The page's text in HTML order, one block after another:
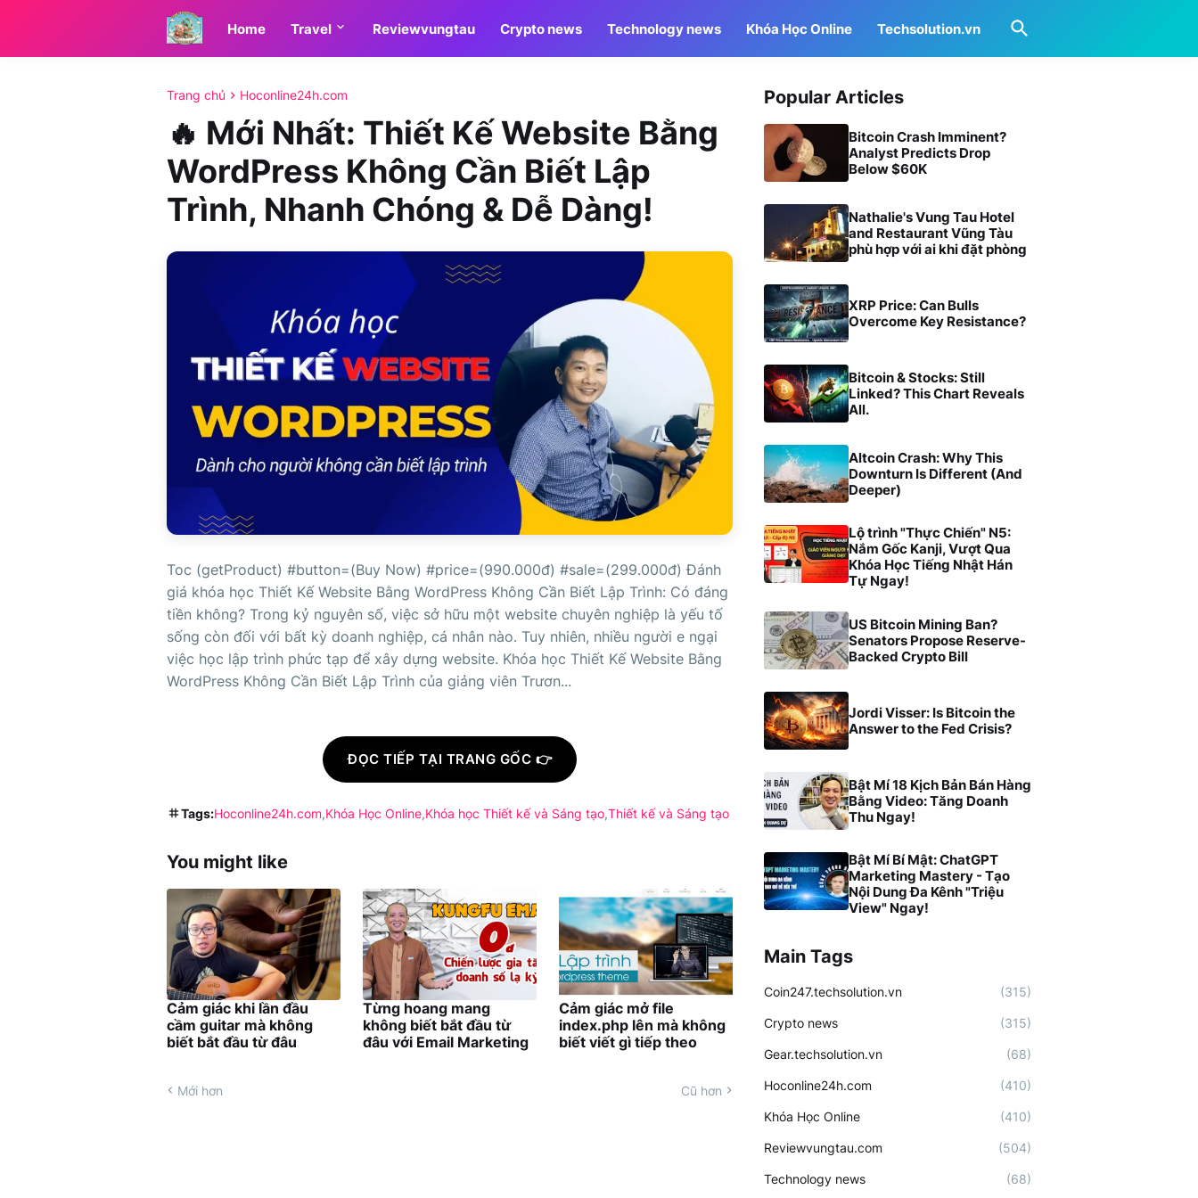
Home Travel Reviewvungtau Crypto news Technology news Khóa Học Online Techsolution.vn
Trang chủ Hoconline24h.com
🔥 Mới Nhất: Thiết Kế Website Bằng
WordPress Không Cần Biết Lập
Trình, Nhanh Chóng & Dễ Dàng!
Toc (getProduct) #button=(Buy Now) #price=(990.000đ) #sale=(299.000đ) Đánh
giá khóa học Thiết Kế Website Bằng WordPress Không Cần Biết Lập Trình: Có đáng
tiền không? Trong kỷ nguyên số, việc sở hữu một website chuyên nghiệp là yếu tố
sống còn đối với bất kỳ doanh nghiệp, cá nhân nào. Tuy nhiên, nhiều người e ngại
việc học lập trình phức tạp để xây dựng website. Khóa học Thiết Kế Website Bằng
WordPress Không Cần Biết Lập Trình của giảng viên Trươn...
ĐỌC TIẾP TẠI TRANG GỐC 👉
Tags:Hoconline24h.com Khóa Học Online Khóa học Thiết kế và Sáng tạo Thiết kế và Sáng tạo
You might like
Cảm giác khi lần đầu
cầm guitar mà không
biết bắt đầu từ đâu
Từng hoang mang
không biết bắt đầu từ
đâu với Email Marketing
Cảm giác mở file
index.php lên mà không
biết viết gì tiếp theo
Mới hơn Cũ hơn
Popular Articles
Bitcoin Crash Imminent?
Analyst Predicts Drop
Below $60K
Nathalie's Vung Tau Hotel
and Restaurant Vũng Tàu
phù hợp với ai khi đặt phòng
XRP Price: Can Bulls
Overcome Key Resistance?
Bitcoin & Stocks: Still
Linked? This Chart Reveals
All.
Altcoin Crash: Why This
Downturn Is Different (And
Deeper)
Lộ trình "Thực Chiến" N5:
Nắm Gốc Kanji, Vượt Qua
Khóa Học Tiếng Nhật Hán
Tự Ngay!
US Bitcoin Mining Ban?
Senators Propose Reserve-
Backed Crypto Bill
Jordi Visser: Is Bitcoin the
Answer to the Fed Crisis?
Bật Mí 18 Kịch Bản Bán Hàng
Bằng Video: Tăng Doanh
Thu Ngay!
Bật Mí Bí Mật: ChatGPT
Marketing Mastery - Tạo
Nội Dung Đa Kênh "Triệu
View" Ngay!
Main Tags
Coin247.techsolution.vn (315)
Crypto news (315)
Gear.techsolution.vn (68)
Hoconline24h.com (410)
Khóa Học Online (410)
Reviewvungtau.com (504)
Technology news (68)